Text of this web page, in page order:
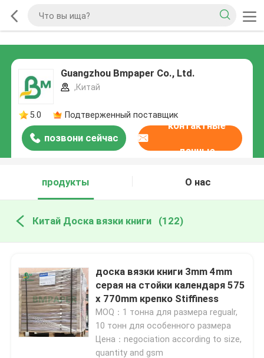
Guangzhou Bmpaper Co., Ltd.
,Китай
5.0 Подтверженный поставщик
позвони сейчас
контактные
данные
продукты О нас
Китай Доска вязки книги (122)
доска вязки книги 3mm 4mm
серая на стойки календаря 575
x 770mm крепко Stiffiness
MOQ：1 тонна для размера regualr,
10 тонн для особенного размера
Цена：negociation according to size,
quantity and gsm